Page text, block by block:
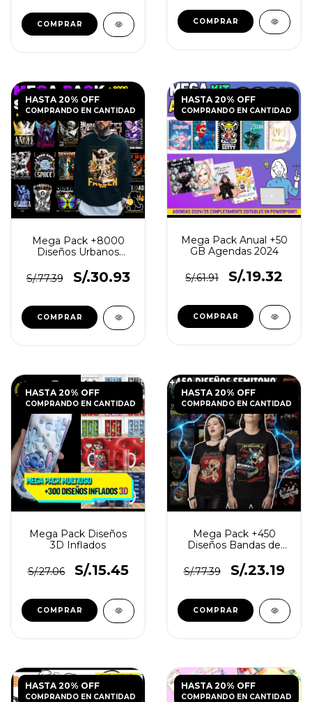
HASTA 20% OFF
COMPRANDO EN CANTIDAD
Mega Pack +8000
Diseños Urbanos
S/.77.39
S/.30.93
HASTA 20% OFF
COMPRANDO EN CANTIDAD
Mega Pack Anual +50
GB Agendas 2024
S/.61.91 S/.19.32
HASTA 20% OFF
COMPRANDO EN CANTIDAD
Mega Pack Diseños
3D Inflados
S/.27.06 S/.15.45
HASTA 20% OFF
COMPRANDO EN CANTIDAD
Mega Pack +450
Diseños Bandas de
S/.77.39
S/.23.19
HASTA 20% OFF
COMPRANDO EN CANTIDAD
HASTA 20% OFF
COMPRANDO EN CANTIDAD